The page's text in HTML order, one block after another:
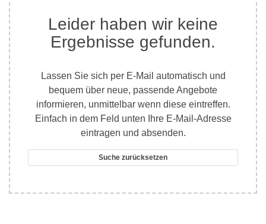
Leider haben wir keine
Ergebnisse gefunden.
Lassen Sie sich per E-Mail automatisch und
bequem über neue, passende Angebote
informieren, unmittelbar wenn diese eintreffen.
Einfach in dem Feld unten Ihre E-Mail-Adresse
eintragen und absenden.
Suche zurücksetzen